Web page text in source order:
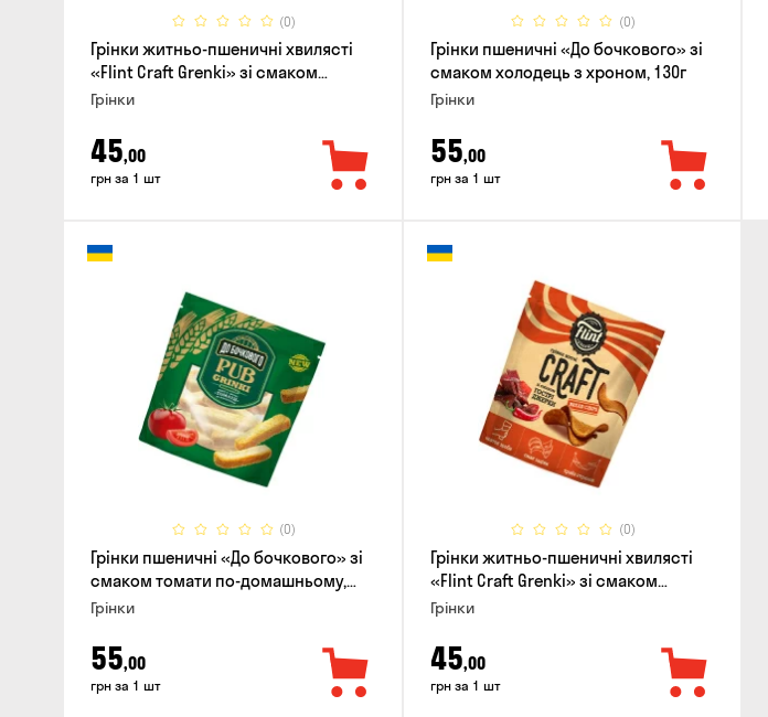
(0)
Грінки житньо-пшеничні хвилясті
«Flint Craft Grenki» зі смаком
часнику, 80г
Грінки
45,00
грн за 1 шт
(0)
Грінки пшеничні «До бочкового» зі
смаком холодець з хроном, 130г
Грінки
55,00
грн за 1 шт
(0)
Грінки пшеничні «До бочкового» зі
смаком томати по-домашньому,
120г
Грінки
55,00
грн за 1 шт
(0)
Грінки житньо-пшеничні хвилясті
«Flint Craft Grenki» зі смаком
гострих джерки, 80г
Грінки
45,00
грн за 1 шт